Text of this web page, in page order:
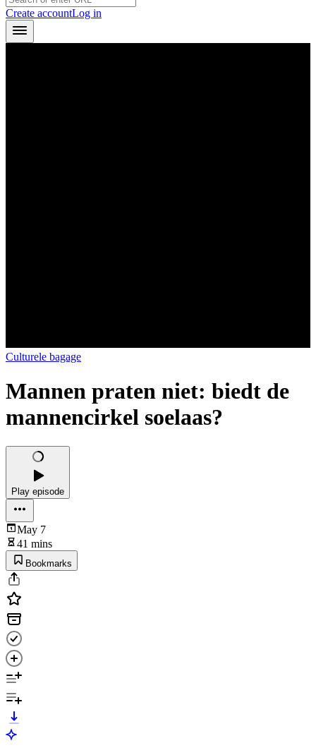
Create accountLog in
Culturele bagage
Mannen praten niet: biedt de
mannencirkel soelaas?
Play episode
May 7
41 mins
Bookmarks